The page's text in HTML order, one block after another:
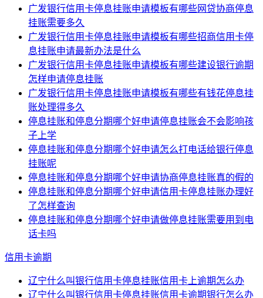
广发银行信用卡停息挂账申请模板有哪些网贷协商停息
挂账需要多久
广发银行信用卡停息挂账申请模板有哪些招商信用卡停
息挂账申请最新办法是什么
广发银行信用卡停息挂账申请模板有哪些建设银行逾期
怎样申请停息挂账
广发银行信用卡停息挂账申请模板有哪些有钱花停息挂
账处理得多久
停息挂账和停息分期哪个好申请停息挂账会不会影响孩
子上学
停息挂账和停息分期哪个好申请怎么打电话给银行停息
挂账呢
停息挂账和停息分期哪个好申请协商停息挂账真的假的
停息挂账和停息分期哪个好申请信用卡停息挂账办理好
了怎样查询
停息挂账和停息分期哪个好申请做停息挂账需要用到电
话卡吗
信用卡逾期
辽宁什么叫银行信用卡停息挂账信用卡上逾期怎么办
辽宁什么叫银行信用卡停息挂账信用卡逾期银行怎么办